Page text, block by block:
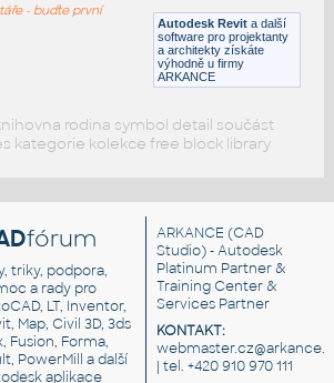
Autodesk Revit a další
software pro projektanty
a architekty získáte
výhodně u firmy
ARKANCE
- buďte první
rodina symbol detail součást
kategorie kolekce free block library
fórum
triky, podpora,
a rady pro
LT, Inventor,
Map, Civil 3D, 3ds
Fusion, Forma,
PowerMill a další
aplikace
ARKANCE (CAD
Studio) - Autodesk
Platinum Partner &
Training Center &
Services Partner
KONTAKT:
| tel. +420 910 970 111